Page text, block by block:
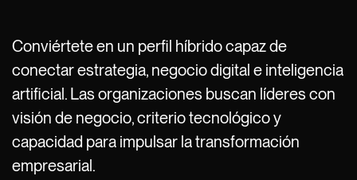
Conviértete en un perfil híbrido capaz de
conectar estrategia, negocio digital e inteligencia
artificial. Las organizaciones buscan líderes con
visión de negocio, criterio tecnológico y
capacidad para impulsar la transformación
empresarial.